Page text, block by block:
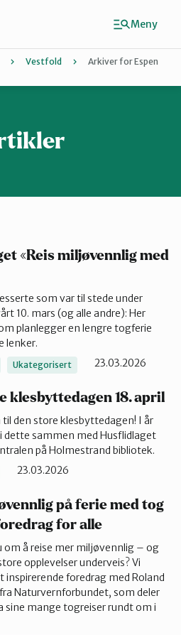
Vestfold
Arkiver for Espen
«Reis miljøvennlig med
som var til stede under
10. mars (og alle andre): Her
planlegger en lengre togferie
lenker.
Ukategorisert 23.03.2026
klesbyttedagen 18. april
den store klesbyttedagen! I år
dette sammen med Husflidlaget
på Holmestrand bibliotek.
23.03.2026
på ferie med tog
for alle
om å reise mer miljøvennlig – og
opplevelser underveis? Vi
inspirerende foredrag med Roland
Naturvernforbundet, som deler
sine mange togreiser rundt om i